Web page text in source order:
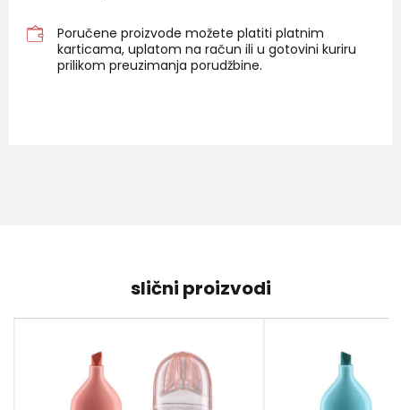
Poručene proizvode možete platiti platnim
karticama, uplatom na račun ili u gotovini kuriru
prilikom preuzimanja porudžbine.
slični proizvodi